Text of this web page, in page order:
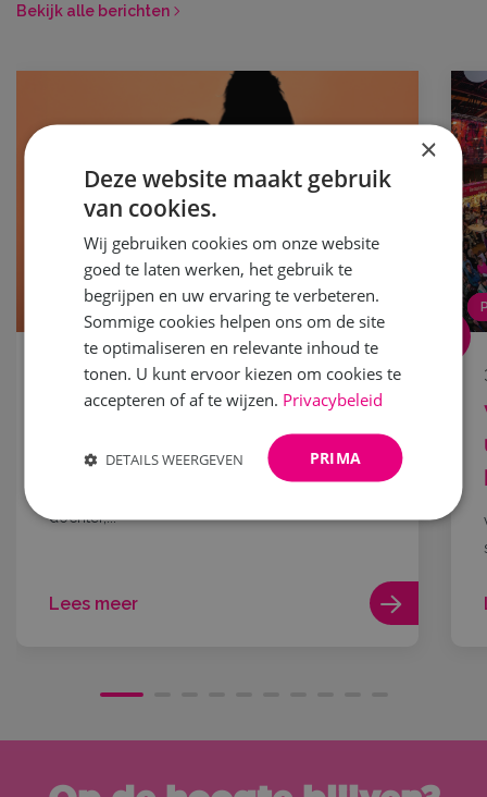
Bekijk alle berichten
NIEUWS
18 mei 2026
Word jij het nieuwe gezicht
dochter,...
Lees meer
×
Deze website maakt gebruik
van cookies.
Wij gebruiken cookies om onze website
goed te laten werken, het gebruik te
begrijpen en uw ervaring te verbeteren.
Sommige cookies helpen ons om de site
te optimaliseren en relevante inhoud te
tonen. U kunt ervoor kiezen om cookies te
accepteren of af te wijzen. Privacybeleid
PRIMA
DETAILS WEERGEVEN